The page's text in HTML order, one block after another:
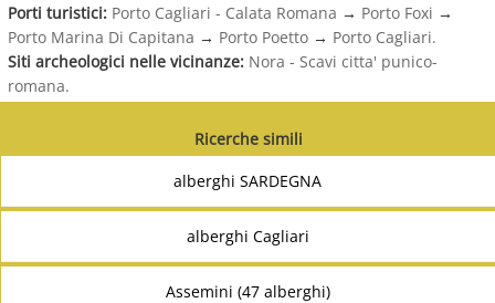
Porti turistici: Porto Cagliari - Calata Romana → Porto Foxi →
Porto Marina Di Capitana → Porto Poetto → Porto Cagliari.
Siti archeologici nelle vicinanze: Nora - Scavi citta' punico-
romana.
Ricerche simili
alberghi SARDEGNA
alberghi Cagliari
Assemini (47 alberghi)